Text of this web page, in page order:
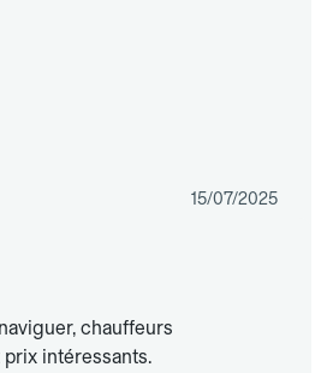
15/07/2025
chauffeurs
intéressants.